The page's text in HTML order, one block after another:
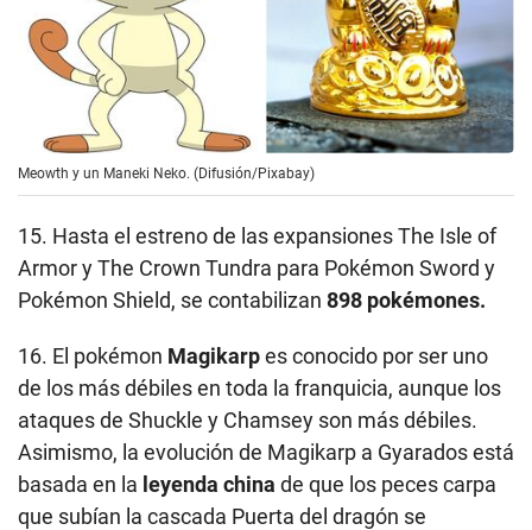
Meowth y un Maneki Neko. (Difusión/Pixabay)
15. Hasta el estreno de las expansiones The Isle of
Armor y The Crown Tundra para Pokémon Sword y
Pokémon Shield, se contabilizan 898 pokémones.
16. El pokémon Magikarpes conocido por ser uno
de los más débiles en toda la franquicia, aunque los
ataques de Shuckle y Chamsey son más débiles.
Asimismo, la evolución de Magikarp a Gyarados está
basada en la leyenda china de que los peces carpa
que subían la cascada Puerta del dragón se